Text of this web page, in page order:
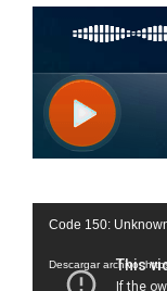
Reproductor
vídeo
Code 150:
Descargar archivo: